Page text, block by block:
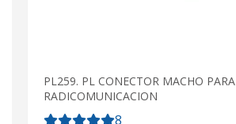
PL259. PL CONECTOR MACHO PARA
RADICOMUNICACION
8